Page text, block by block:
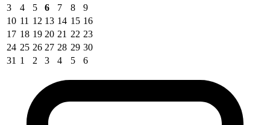
3
4 5 6 7 8
9
10 11 12 13 14 15 16
17 18 19 20 21 22 23
24 25 26 27 28 29 30
31 1 2 3 4 5 6